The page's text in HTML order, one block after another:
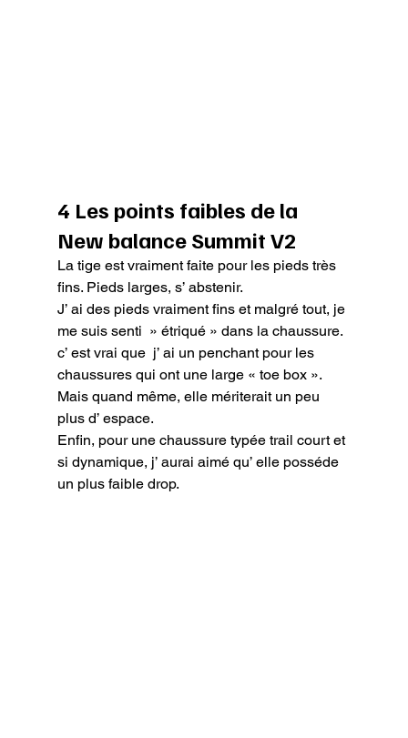
4 Les points faibles de la
New balance Summit V2
La tige est vraiment faite pour les pieds très
fins. Pieds larges, s’ abstenir.
J’ ai des pieds vraiment fins et malgré tout, je
me suis senti  » étriqué » dans la chaussure.
c’ est vrai que  j’ ai un penchant pour les
chaussures qui ont une large « toe box ».
Mais quand même, elle mériterait un peu
plus d’ espace.
Enfin, pour une chaussure typée trail court et
si dynamique, j’ aurai aimé qu’ elle posséde